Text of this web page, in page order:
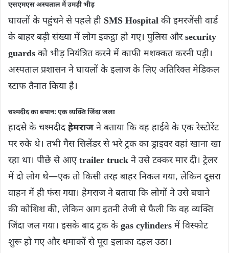
एसएमएस अस्पताल में उमड़ी भीड़
घायलों के पहुंचने से पहले ही SMS Hospital की इमरजेंसी वार्ड
के बाहर बड़ी संख्या में लोग इकट्ठा हो गए। पुलिस औरsecurity
guards को भीड़ नियंत्रित करने में काफी मशक्कत करनी पड़ी।
अस्पताल प्रशासन ने घायलों के इलाज के लिए अतिरिक्त मेडिकल
स्टाफ तैनात किया है।
चश्मदीद का बयान: एक व्यक्ति जिंदा जला
हादसे के चश्मदीदहेमराज ने बताया कि वह हाईवे के एक रेस्टोरेंट
पर रुके थे। तभी गैस सिलेंडर से भरे ट्रक का ड्राइवर वहां खाना खा
रहा था। पीछे से आएtrailer truck ने उसे टक्कर मार दी। ट्रेलर
में दो लोग थे—एक तो किसी तरह बाहर निकल गया, लेकिन दूसरा
वाहन में ही फंस गया। हेमराज ने बताया कि लोगों ने उसे बचाने
की कोशिश की, लेकिन आग इतनी तेजी से फैली कि वह व्यक्ति
जिंदा जल गया। इसके बाद ट्रक के gas cylinders में विस्फोट
शुरू हो गए और धमाकों से पूरा इलाका दहल उठा।